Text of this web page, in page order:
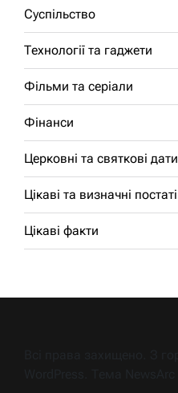
Суспільство
Технології та гаджети
Фільми та серіали
Фінанси
Церковні та святкові дати
Цікаві та визначні постаті
Цікаві факти